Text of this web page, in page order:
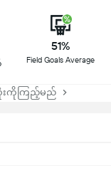
51%
Field Goals Average
ကိုကြည့်မည်